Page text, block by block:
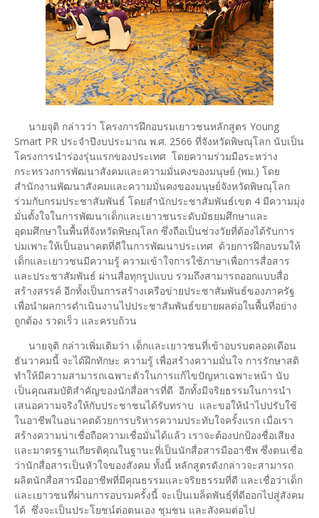
นายจุติ กล่าวว่า โครงการฝึกอบรมเยาวชนหลักสูตร Young
Smart PR ประจำปีงบประมาณ พ.ศ. 2566 ที่จังหวัดพิษณุโลก นับเป็น
โครงการนำร่องรุ่นแรกของประเทศ โดยความร่วมมือระหว่าง
กระทรวงการพัฒนาสังคมและความมั่นคงของมนุษย์ (พม.) โดย
สำนักงานพัฒนาสังคมและความมั่นคงของมนุษย์จังหวัดพิษณุโลก
ร่วมกับกรมประชาสัมพันธ์ โดยสำนักประชาสัมพันธ์เขต 4 มีความมุ่ง
มั่นตั้งใจในการพัฒนาเด็กและเยาวชนระดับมัธยมศึกษาและ
อุดมศึกษาในพื้นที่จังหวัดพิษณุโลก ซึ่งถือเป็นช่วงวัยที่ต้องได้รับการ
บ่มเพาะให้เป็นอนาคตที่ดีในการพัฒนาประเทศ ด้วยการฝึกอบรมให้
เด็กและเยาวชนมีความรู้ ความเข้าใจการใช้ภาษาเพื่อการสื่อสาร
และประชาสัมพันธ์ ผ่านสื่อทุกรูปแบบ รวมถึงสามารถออกแบบสื่อ
สร้างสรรค์ อีกทั้งเป็นการสร้างเครือข่ายประชาสัมพันธ์ของภาครัฐ
เพื่อนำผลการดำเนินงานไปประชาสัมพันธ์ขยายผลต่อในพื้นที่อย่าง
ถูกต้อง รวดเร็ว และครบถ้วน
นายจุติ กล่าวเพิ่มเติมว่า เด็กและเยาวชนที่เข้าอบรบตลอดเดือน
ธันวาคมนี้ จะได้ฝึกทักษะ ความรู้ เพื่อสร้างความมั่นใจ การรักษาสติ
ทำให้มีความสามารถเฉพาะตัวในการแก้ไขปัญหาเฉพาะหน้า นับ
เป็นคุณสมบัติสำคัญของนักสื่อสารที่ดี อีกทั้งมีจริยธรรมในการนำ
เสนอความจริงให้กับประชาชนได้รับทราบ และขอให้นำไปปรับใช้
ในอาชีพในอนาคตด้วยการบริหารความประทับใจครั้งแรก เมื่อเรา
สร้างความน่าเชื่อถือความเชื่อมั่นได้แล้ว เราจะต้องปกป้องชื่อเสียง
และมาตรฐานเกียรติคุณในฐานะที่เป็นนักสื่อสารมืออาชีพ ซึ่งตนเชื่อ
ว่านักสื่อสารเป็นหัวใจของสังคม ทั้งนี้ หลักสูตรดังกล่าวจะสามารถ
ผลิตนักสื่อสารมืออาชีพที่มีคุณธรรมและจริยธรรมที่ดี และเชื่อว่าเด็ก
และเยาวชนที่ผ่านการอบรมครั้งนี้ จะเป็นเมล็ดพันธุ์ที่ดีออกไปสู่สังคม
ได้ ซึ่งจะเป็นประโยชน์ต่อตนเอง ชุมชน และสังคมต่อไป